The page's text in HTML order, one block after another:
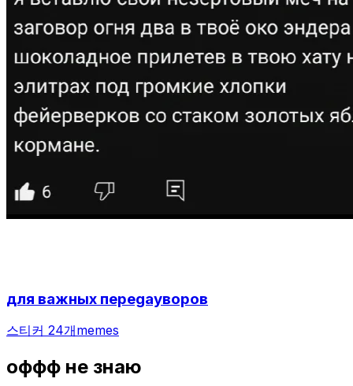
для важных переgayворов
스티커 24개memes
оффф не знаю